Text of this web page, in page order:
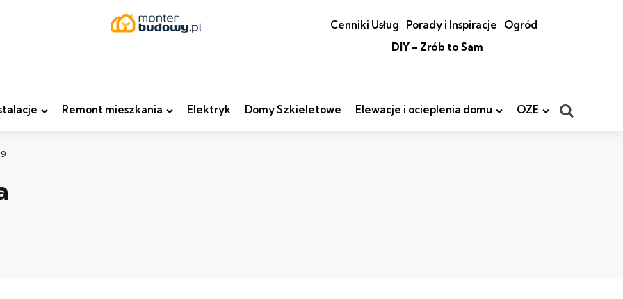
Cenniki Usług Porady i Inspiracje
Ogród
DIY – Zrób to Sam
Remont mieszkania Elektryk Domy Szkieletowe Elewacje i ocieplenia domu OZE